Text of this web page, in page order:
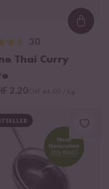
30
Thai Curry
2.20